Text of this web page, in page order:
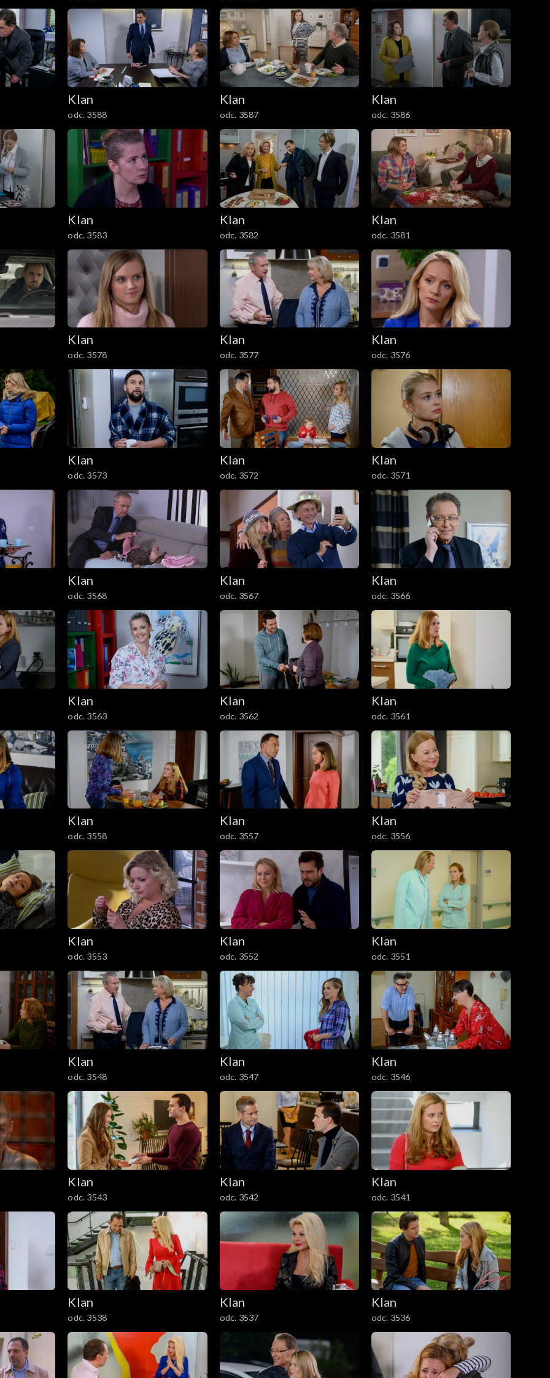
Klan
odc. 3588
Klan
odc. 3587
Klan
odc. 3586
Klan
odc. 3583
Klan
odc. 3582
Klan
odc. 3581
Klan
odc. 3578
Klan
odc. 3577
Klan
odc. 3576
Klan
odc. 3573
Klan
odc. 3572
Klan
odc. 3571
Klan
odc. 3568
Klan
odc. 3567
Klan
odc. 3566
Klan
odc. 3563
Klan
odc. 3562
Klan
odc. 3561
Klan
odc. 3558
Klan
odc. 3557
Klan
odc. 3556
Klan
odc. 3553
Klan
odc. 3552
Klan
odc. 3551
Klan
odc. 3548
Klan
odc. 3547
Klan
odc. 3546
Klan
odc. 3543
Klan
odc. 3542
Klan
odc. 3541
Klan
odc. 3538
Klan
odc. 3537
Klan
odc. 3536